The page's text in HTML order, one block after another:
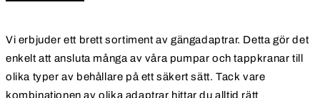
Vi erbjuder ett brett sortiment av gängadaptrar. Detta gör det
enkelt att ansluta många av våra pumpar och tappkranar till
olika typer av behållare på ett säkert sätt. Tack vare
kombinationen av olika adaptrar hittar du alltid rätt